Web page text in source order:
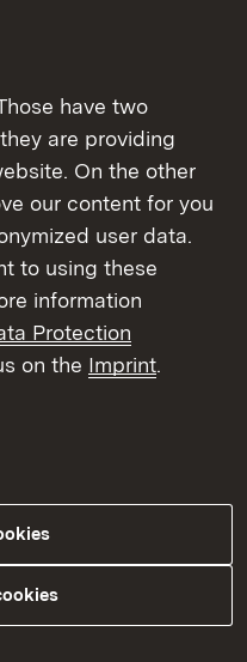
Rücktritt wegen
/ als
have two
are providing
On the other
our content for you
user data.
to using these
information
Protection
on the Imprint.